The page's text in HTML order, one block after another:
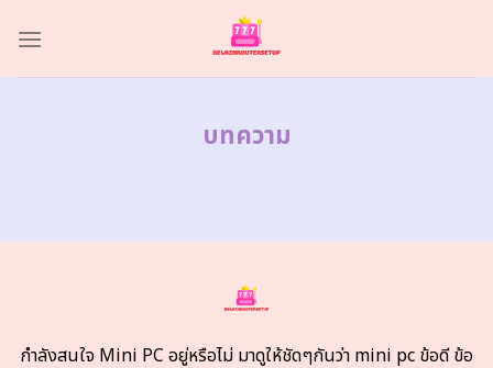
บทความ
กำลังสนใจ Mini PC อยู่หรือไม่ มาดูให้ชัดๆกันว่า mini pc ข้อดี ข้อ